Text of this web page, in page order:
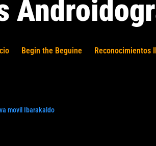
Begin the Beguine Reconocimientos
movil Ibarakaldo